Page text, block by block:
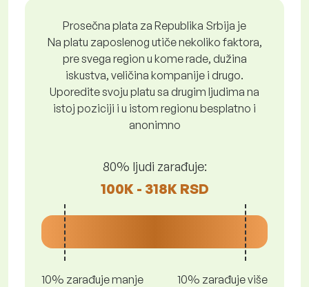
Prosečna plata za Republika Srbija je
Na platu zaposlenog utiče nekoliko faktora,
pre svega region u kome rade, dužina
iskustva, veličina kompanije i drugo.
Uporedite svoju platu sa drugim ljudima na
istoj poziciji i u istom regionu besplatno i
anonimno
80% ljudi zarađuje:
100K - 318K RSD
10% zarađuje manje
10% zarađuje više